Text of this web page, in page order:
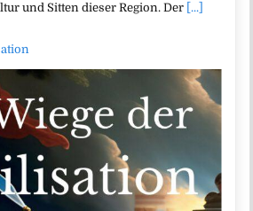
und Sitten dieser Region. Der [...]